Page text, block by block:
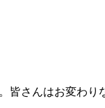
さんはお変わり